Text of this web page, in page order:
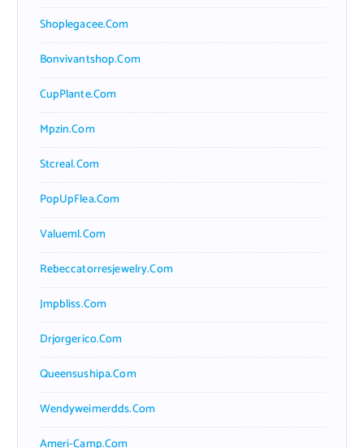
Shoplegacee.com
Bonvivantshop.com
CupPlante.com
Mpzin.com
Stcreal.com
PopUpFlea.com
Valueml.com
Rebeccatorresjewelry.com
Jmpbliss.com
Drjorgerico.com
Queensushipa.com
Wendyweimerdds.com
Ameri-Camp.com